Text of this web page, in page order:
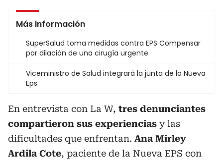
Más información
SuperSalud toma medidas contra EPS Compensar
por dilación de una cirugía urgente
Viceministro de Salud integrará la junta de la Nueva
Eps
En entrevista con La W, tres denunciantes
compartieron sus experiencias y las
dificultades que enfrentan. Ana Mirley
Ardila Cote, paciente de la Nueva EPS con